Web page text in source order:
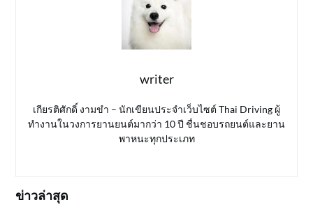
writer
เกียรติศักดิ์ งามขำ – นักเขียนประจำเว็บไซต์ Thai Driving ผู้
ทำงานในวงการยานยนต์มากว่า 10 ปี ชื่นชอบรถยนต์และยาน
พาหนะทุกประเภท
ข่าวล่าสุด